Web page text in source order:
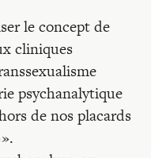
le concept de
cliniques
psychanalytique
de nos placards